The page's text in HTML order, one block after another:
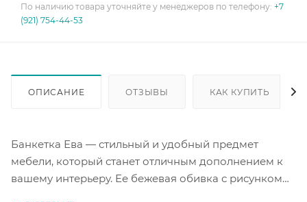
По наличию товара уточняйте у менеджеров по телефону: +7
(921) 754-44-53
ОПИСАНИЕ ОТЗЫВЫ КАК КУПИТЬ
Банкетка Ева — стильный и удобный предмет
мебели, который станет отличным дополнением к
вашему интерьеру. Ее бежевая обивка с рисунком